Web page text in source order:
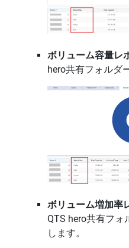
ボリューム容量レ
hero共有フォルダ
ボリューム増加率
QTS hero共有フ
します。